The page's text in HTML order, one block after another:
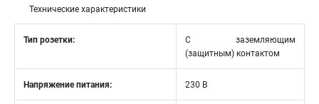
Технические характеристики
Тип розетки:
С заземляющим
(защитным) контактом
Напряжение питания: 230 В